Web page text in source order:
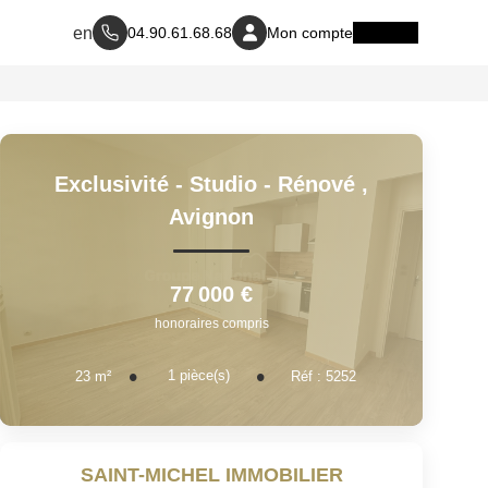
04.90.61.68.68 Mon compte
Exclusivité - Studio - Rénové ,
Avignon
77 000 €
honoraires compris
23 m² 1 pièce(s) Réf : 5252
SAINT-MICHEL IMMOBILIER